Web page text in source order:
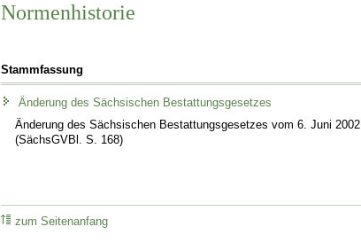
Normenhistorie
Stammfassung
Änderung des Sächsischen Bestattungsgesetzes
Änderung des Sächsischen Bestattungsgesetzes vom 6. Juni 2002
(SächsGVBl. S. 168)
zum Seitenanfang